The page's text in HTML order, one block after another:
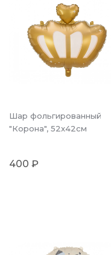
Шар фольгированный
"Корона", 52x42см
400 ₽